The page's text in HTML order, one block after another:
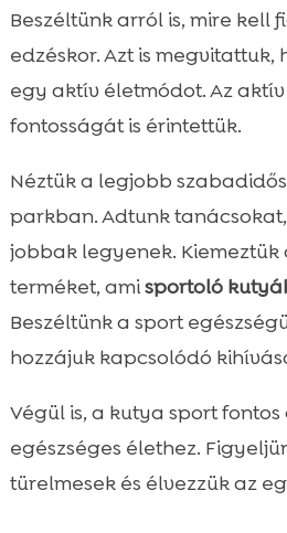
Beszéltünk arról is, mire kell
edzéskor. Azt is
egy aktív életmódot. Az
fontosságát is érintettük.
Néztük a legjobb
parkban. Adtunk
jobbak legyenek. Kiemeztük
terméket, amisportoló
Beszéltünk a sport
hozzájuk kapcsolódó
Végül is, a kutya sport
egészséges élethez.
türelmesek és élvezzük az